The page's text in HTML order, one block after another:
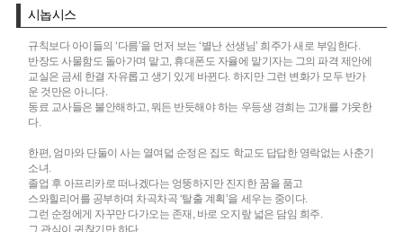
시놉시스
규칙보다 아이들의 ‘다름’을 먼저 보는 ‘별난 선생님’ 희주가 새로 부임한다.
반장도 사물함도 돌아가며 맡고, 휴대폰도 자율에 맡기자는 그의 파격 제안에
교실은 금세 한결 자유롭고 생기 있게 바뀐다. 하지만 그런 변화가 모두 반가
운 것만은 아니다.
동료 교사들은 불안해하고, 뭐든 반듯해야 하는 우등생 경희는 고개를 갸웃한
다.
한편, 엄마와 단둘이 사는 열여덟 순정은 집도 학교도 답답한 영락없는 사춘기
소녀.
졸업 후 아프리카로 떠나겠다는 엉뚱하지만 진지한 꿈을 품고
스와힐리어를 공부하며 차곡차곡 ‘탈출 계획’을 세우는 중이다.
그런 순정에게 자꾸만 다가오는 존재, 바로 오지랖 넓은 담임 희주.
그 관심이 귀찮기만 하다.